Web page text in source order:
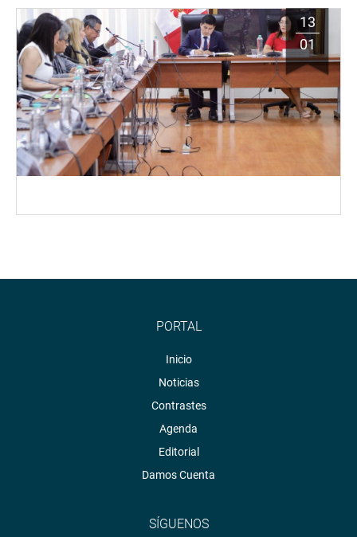
13
01
PORTAL
Inicio
Noticias
Contrastes
Agenda
Editorial
Damos Cuenta
SÍGUENOS